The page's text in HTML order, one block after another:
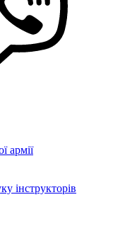
армії
інструкторів